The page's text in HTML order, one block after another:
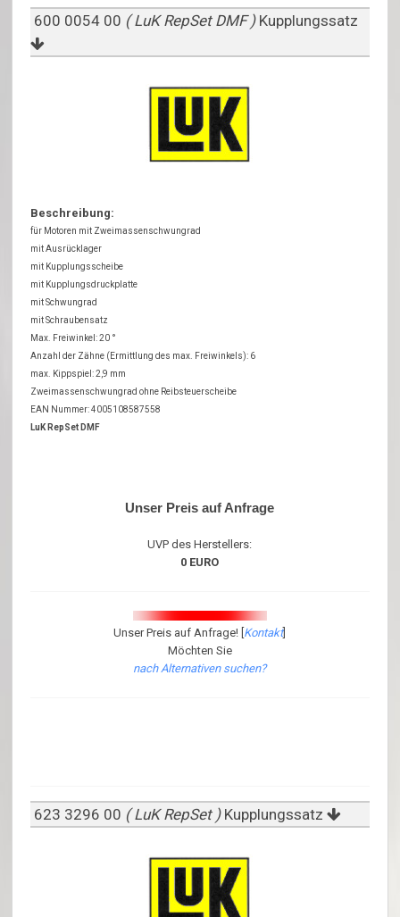
600 0054 00 ( LuK RepSet DMF ) Kupplungssatz
Beschreibung:
für Motoren mit Zweimassenschwungrad
mit Ausrücklager
mit Kupplungsscheibe
mit Kupplungsdruckplatte
mit Schwungrad
mit Schraubensatz
Max. Freiwinkel: 20 °
Anzahl der Zähne (Ermittlung des max. Freiwinkels): 6
max. Kippspiel: 2,9 mm
Zweimassenschwungrad ohne Reibsteuerscheibe
EAN Nummer: 4005108587558
LuK RepSet DMF
Unser Preis auf Anfrage
UVP des Herstellers:
0 EURO
Unser Preis auf Anfrage! [ Kontakt]
Möchten Sie
nach Alternativen suchen?
623 3296 00 ( LuK RepSet ) Kupplungssatz